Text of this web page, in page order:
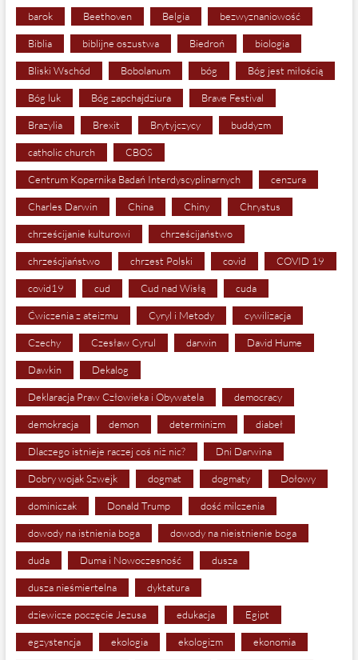
barok Beethoven Belgia bezwyznaniowość
Biblia biblijne oszustwa Biedroń biologia
Bliski Wschód Bobolanum bóg Bóg jest miłością
Bóg luk Bóg zapchajdziura Brave Festival
Brazylia Brexit Brytyjczycy buddyzm
catholic church CBOS
Centrum Kopernika Badań Interdyscyplinarnych cenzura
Charles Darwin China Chiny Chrystus
chrześcijanie kulturowi chrześcijaństwo
chrześcjiaństwo chrzest Polski covid COVID 19
covid19 cud Cud nad Wisłą cuda
Ćwiczenia z ateizmu Cyryl i Metody cywilizacja
Czechy Czesław Cyrul darwin David Hume
Dawkin Dekalog
Deklaracja Praw Człowieka i Obywatela democracy
demokracja demon determinizm diabeł
Dlaczego istnieje raczej coś niż nic? Dni Darwina
Dobry wojak Szwejk dogmat dogmaty Dołowy
dominiczak Donald Trump dość milczenia
dowody na istnienia boga dowody na nieistnienie boga
duda Duma i Nowoczesność dusza
dusza nieśmiertelna dyktatura
dziewicze poczęcie Jezusa edukacja Egipt
egzystencja ekologia ekologizm ekonomia